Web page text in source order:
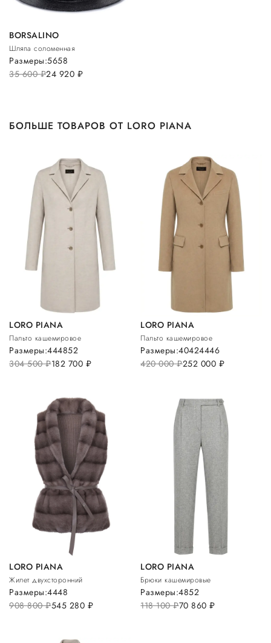
BORSALINO
Шляпа соломенная
35 600руб.24 920 руб.
Размеры:5658
БОЛЬШЕ ТОВАРОВ ОТ LORO PIANA
LORO PIANA
Пальто кашемировое
304 500руб.182 700 руб.
Размеры:444852
LORO PIANA
Пальто кашемировое
420 000руб.252 000 руб.
Размеры:40424446
LORO PIANA
Жилет двухсторонний
908 800руб.545 280 руб.
Размеры:4448
LORO PIANA
Брюки кашемировые
118 100руб.70 860руб.
Размеры:4852